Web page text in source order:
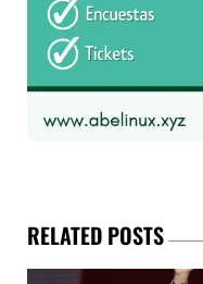
RELATED POSTS